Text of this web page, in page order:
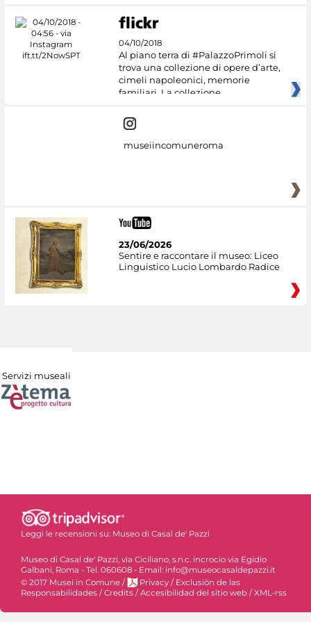
04/10/2018
Al piano terra di #PalazzoPrimoli si
trova una collezione di opere d’arte,
cimeli napoleonici, memorie
familiari. La collezione
museiincomuneroma
23/06/2026
Sentire e raccontare il museo: Liceo
Linguistico Lucio Lombardo Radice
Servizi museali
Leggi le recensioni su: Museo di Casal de' Pazzi
Museo di Casal de' Pazzi, via Ciciliano, s.n.c. incrocio via Egidio
Galbani, Roma - Tel. 060608 - Email: info@museocasaldepazzi.it
© 2017 Musei in Comune / Privacy / Exclusiòn de las
Responsabilidades / Credits / Accesibilidad del sitio web / XML-rss